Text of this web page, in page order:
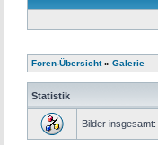
Foren-Übersicht» Galerie
Statistik
Bilder insgesamt: